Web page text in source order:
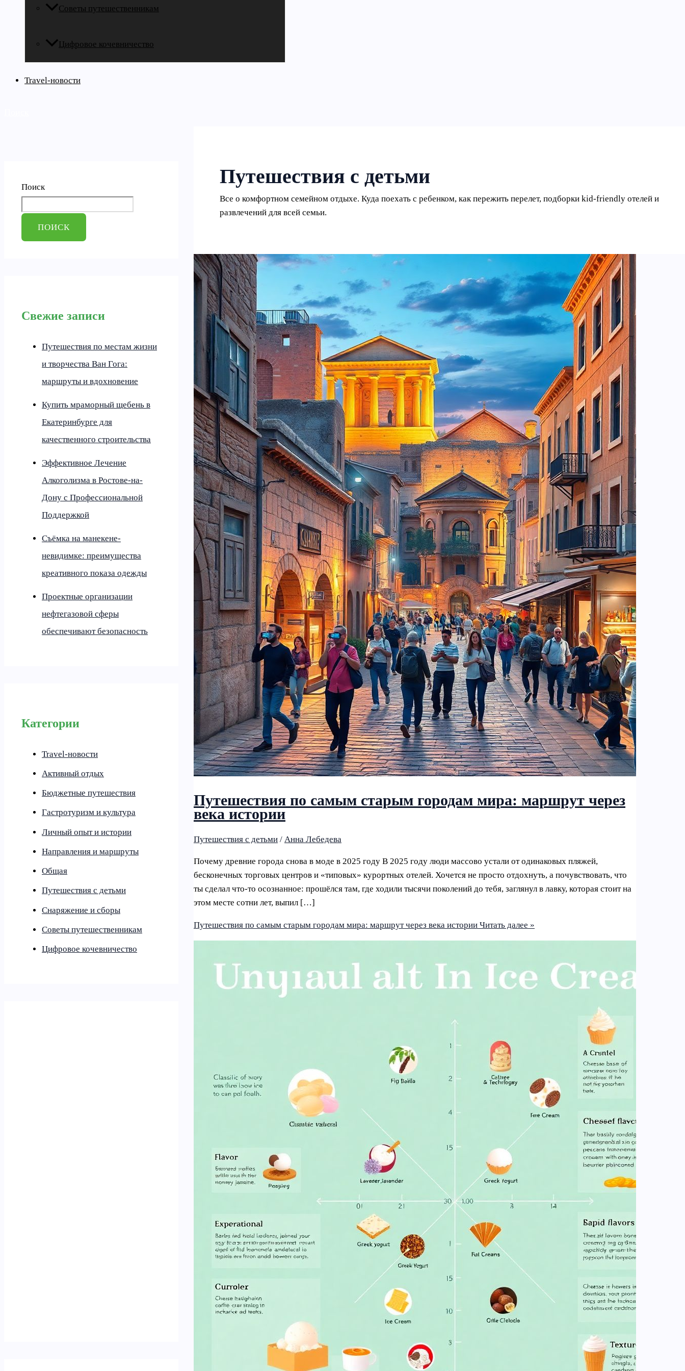
Советы путешественникам
Цифровое кочевничество
Travel-новости
Поиск
ПОИСК
Свежие записи
Путешествия по местам жизни
и творчества Ван Гога:
маршруты и вдохновение
Купить мраморный щебень в
Екатеринбурге для
качественного строительства
Эффективное Лечение
Алкоголизма в Ростове-на-
Дону с Профессиональной
Поддержкой
Съёмка на манекене-
невидимке: преимущества
креативного показа одежды
Проектные организации
нефтегазовой сферы
обеспечивают безопасность
Категории
Travel-новости
Активный отдых
Бюджетные путешествия
Гастротуризм и культура
Личный опыт и истории
Направления и маршруты
Общая
Путешествия с детьми
Снаряжение и сборы
Советы путешественникам
Цифровое кочевничество
Путешествия с детьми
Все о комфортном семейном отдыхе. Куда поехать с ребенком, как пережить перелет, подборки kid-friendly отелей и
развлечений для всей семьи.
Путешествия по самым старым городам мира: маршрут через
века истории
Путешествия с детьми / Анна Лебедева
Почему древние города снова в моде в 2025 году В 2025 году люди массово устали от одинаковых пляжей,
бесконечных торговых центров и «типовых» курортных отелей. Хочется не просто отдохнуть, а почувствовать, что
ты сделал что‑то осознанное: прошёлся там, где ходили тысячи поколений до тебя, заглянул в лавку, которая стоит на
этом месте сотни лет, выпил […]
Путешествия по самым старым городам мира: маршрут через века истории Читать далее »